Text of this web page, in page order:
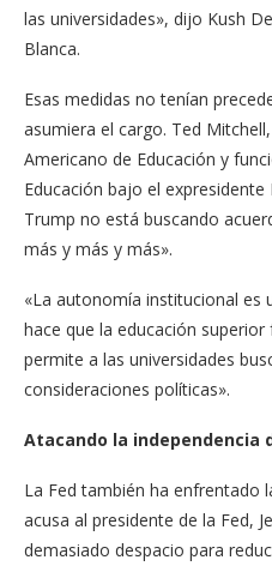
las universidades», dijo Kush
Blanca.
Esas medidas no tenían
asumiera el cargo. Ted
Americano de Educación y
Educación bajo el
Trump no está buscando
más y más y más».
«La autonomía institucional es
hace que la educación superior
permite a las universidades
consideraciones políticas».
Atacando la independencia
La Fed también ha enfrentado
acusa al presidente de la Fed,
demasiado despacio para